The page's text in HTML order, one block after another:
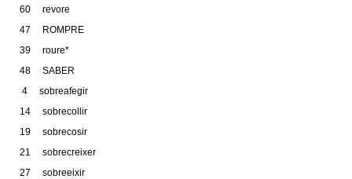
60 revore
47 ROMPRE
39 roure*
48 SABER
4 sobreafegir
14 sobrecollir
19 sobrecosir
21 sobrecreixer
27 sobreeixir